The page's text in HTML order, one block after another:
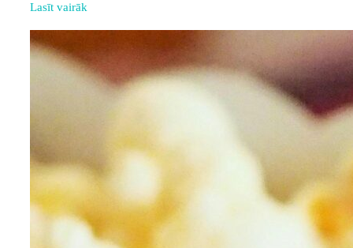
Lasīt vairāk